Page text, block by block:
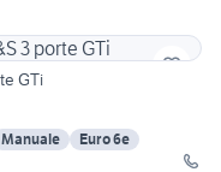
GTi
Manuale
Euro 6e